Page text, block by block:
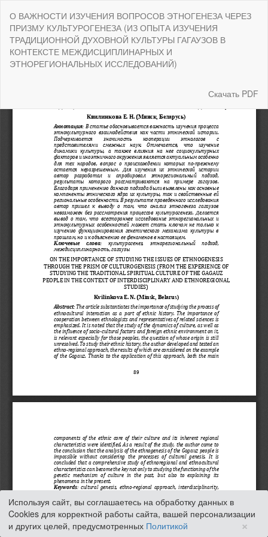
Подробностям
статье
О ВАЖНОСТИ ИЗУЧЕНИЯ ВОПРОСОВ ЭТНОГЕНЕЗА ЧЕРЕЗ
ПРИЗМУ КУЛЬТУРОГЕНЕЗА (ИЗ ОПЫТА ИЗУЧЕНИЯ
ТРАДИЦИОННОЙ ДУХОВНОЙ КУЛЬТУРЫ ГАГАУЗОВ В
КОНТЕКСТЕ МЕЖДИСЦИПЛИНАРНЫХ И
ЭТНОРЕГИОНАЛЬНЫХ ИССЛЕДОВАНИЙ)
Скачать
Скачать PDF
Используя сайт, вы соглашаетесь на обработку данных в
Cookies для корректной работы сайта, вашей персонализации
и других целей, предусмотренных Политикой ×